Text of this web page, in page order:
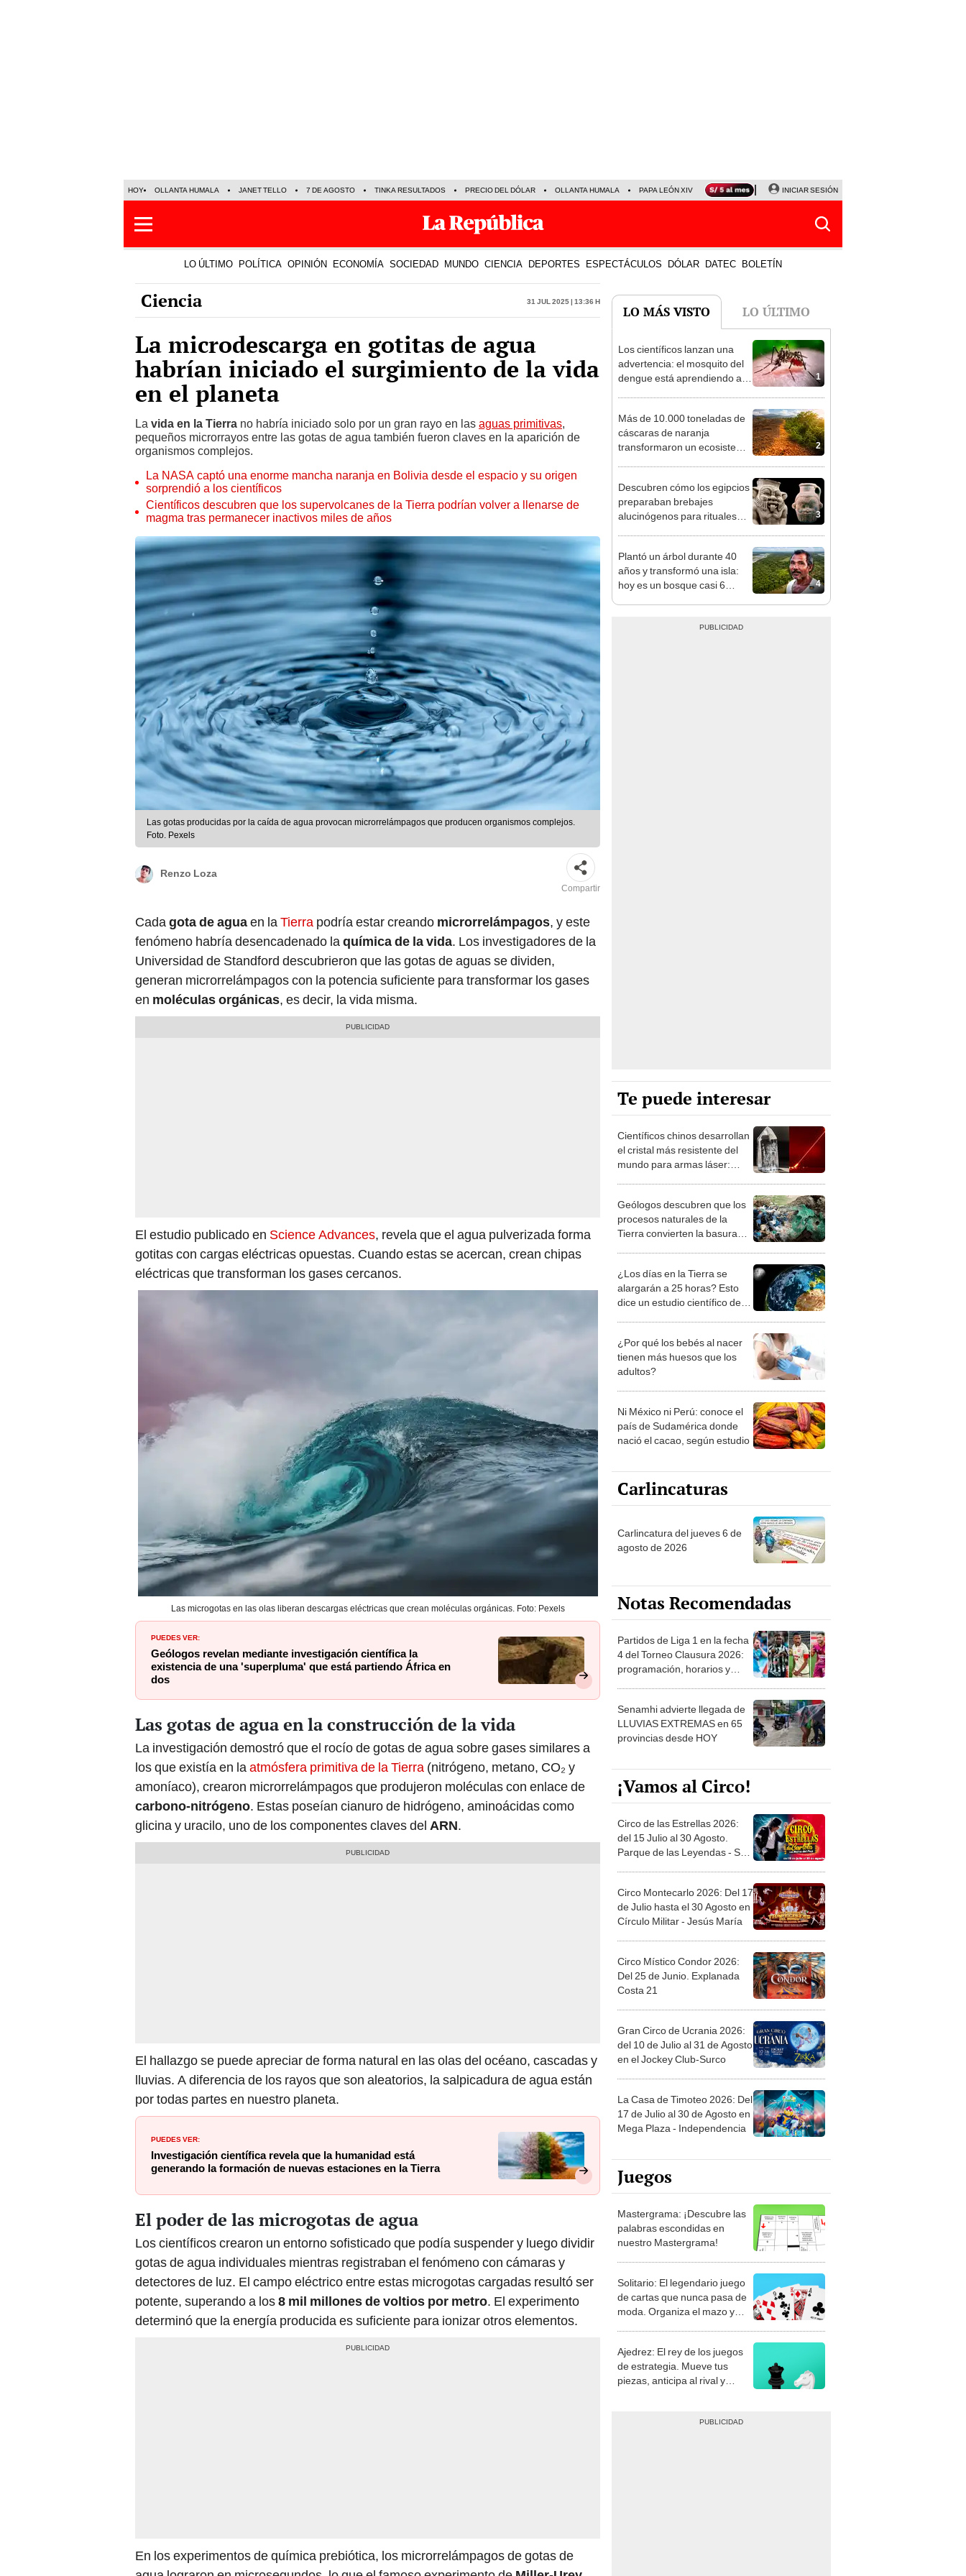
HOY OLLANTA HUMALA JANET TELLO 7 DE AGOSTO TINKA RESULTADOS PRECIO DEL DÓLAR OLLANTA HUMALA PAPA LEÓN XIV NALDY SALDAÑA LA BELLA LUZ
INICIAR SESIÓN
LO ÚLTIMO POLÍTICA OPINIÓN ECONOMÍA SOCIEDAD MUNDO CIENCIA DEPORTES ESPECTÁCULOS DÓLAR DATEC BOLETÍN
Ciencia 31 Jul 2025 | 13:36 h
La microdescarga en gotitas de agua
habrían iniciado el surgimiento de la vida
en el planeta
La vida en la Tierra no habría iniciado solo por un gran rayo en las aguas primitivas,
pequeños microrrayos entre las gotas de agua también fueron claves en la aparición de
organismos complejos.
La NASA captó una enorme mancha naranja en Bolivia desde el espacio y su origen
sorprendió a los científicos
Científicos descubren que los supervolcanes de la Tierra podrían volver a llenarse de
magma tras permanecer inactivos miles de años
Las gotas producidas por la caída de agua provocan microrrelámpagos que producen organismos complejos.
Foto. Pexels
Renzo Loza
Compartir
Cadagota de aguaen laTierra podría estar creando microrrelámpagos, y este
fenómeno habría desencadenado laquímica de la vida. Los investigadores de la
Universidad de Standford descubrieron que las gotas de aguas se dividen,
generan microrrelámpagos con la potencia suficiente para transformar los gases
en moléculas orgánicas, es decir, la vida misma.
El estudio publicado en Science Advances, revela que el agua pulverizada forma
gotitas con cargas eléctricas opuestas. Cuando estas se acercan, crean chipas
eléctricas que transforman los gases cercanos.
Las microgotas en las olas liberan descargas eléctricas que crean moléculas orgánicas. Foto: Pexels
PUEDES VER:
Geólogos revelan mediante investigación científica la
existencia de una 'superpluma' que está partiendo África en
dos
Las gotas de agua en la construcción de la vida
La investigación demostró que el rocío de gotas de agua sobre gases similares a
los que existía en laatmósfera primitiva de la Tierra (nitrógeno, metano, CO₂ y
amoníaco), crearon microrrelámpagos que produjeron moléculas con enlace de
carbono-nitrógeno. Estas poseían cianuro de hidrógeno, aminoácidas como
glicina y uracilo, uno de los componentes claves del ARN.
El hallazgo se puede apreciar de forma natural en las olas del océano, cascadas y
lluvias. A diferencia de los rayos que son aleatorios, la salpicadura de agua están
por todas partes en nuestro planeta.
PUEDES VER:
Investigación científica revela que la humanidad está
generando la formación de nuevas estaciones en la Tierra
El poder de las microgotas de agua
Los científicos crearon un entorno sofisticado que podía suspender y luego dividir
gotas de agua individuales mientras registraban el fenómeno con cámaras y
detectores de luz. El campo eléctrico entre estas microgotas cargadas resultó ser
potente, superando a los8 mil millones de voltios por metro. El experimento
determinó que la energía producida es suficiente para ionizar otros elementos.
En los experimentos de química prebiótica, los microrrelámpagos de gotas de
LO MÁS VISTO LO ÚLTIMO
1
Los científicos lanzan una
advertencia: el mosquito del
dengue está aprendiendo a
2
Más de 10.000 toneladas de
cáscaras de naranja
transformaron un ecosistema
los científicos
3
Descubren cómo los egipcios
preparaban brebajes
alucinógenos para rituales
4
Plantó un árbol durante 40
años y transformó una isla:
hoy es un bosque casi 6
Te puede interesar
Científicos chinos desarrollan
el cristal más resistente del
mundo para armas láser:
Geólogos descubren que los
procesos naturales de la
Tierra convierten la basura
¿Los días en la Tierra se
alargarán a 25 horas? Esto
dice un estudio científico de
¿Por qué los bebés al nacer
tienen más huesos que los
adultos?
Ni México ni Perú: conoce el
país de Sudamérica donde
nació el cacao, según estudio
Carlincaturas
Carlincatura del jueves 6 de
agosto de 2026
Notas Recomendadas
Partidos de Liga 1 en la fecha
4 del Torneo Clausura 2026:
programación, horarios y
Senamhi advierte llegada de
LLUVIAS EXTREMAS en 65
provincias desde HOY
¡Vamos al Circo!
Circo de las Estrellas 2026:
del 15 Julio al 30 Agosto.
Parque de las Leyendas - San
Circo Montecarlo 2026: Del 17
de Julio hasta el 30 Agosto en
Círculo Militar - Jesús María
Circo Místico Condor 2026:
Del 25 de Junio. Explanada
Costa 21
Gran Circo de Ucrania 2026:
del 10 de Julio al 31 de Agosto
en el Jockey Club-Surco
La Casa de Timoteo 2026: Del
17 de Julio al 30 de Agosto en
Mega Plaza - Independencia
Juegos
Mastergrama: ¡Descubre las
palabras escondidas en
nuestro Mastergrama!
Solitario: El legendario juego
de cartas que nunca pasa de
moda. Organiza el mazo y
Ajedrez: El rey de los juegos
de estrategia. Mueve tus
piezas, anticipa al rival y